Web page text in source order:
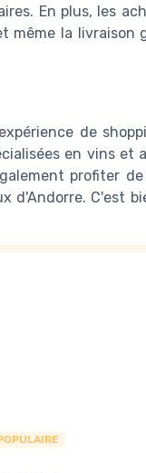
En plus, les
même la
de
en vins et
profiter
d'Andorre. C'est